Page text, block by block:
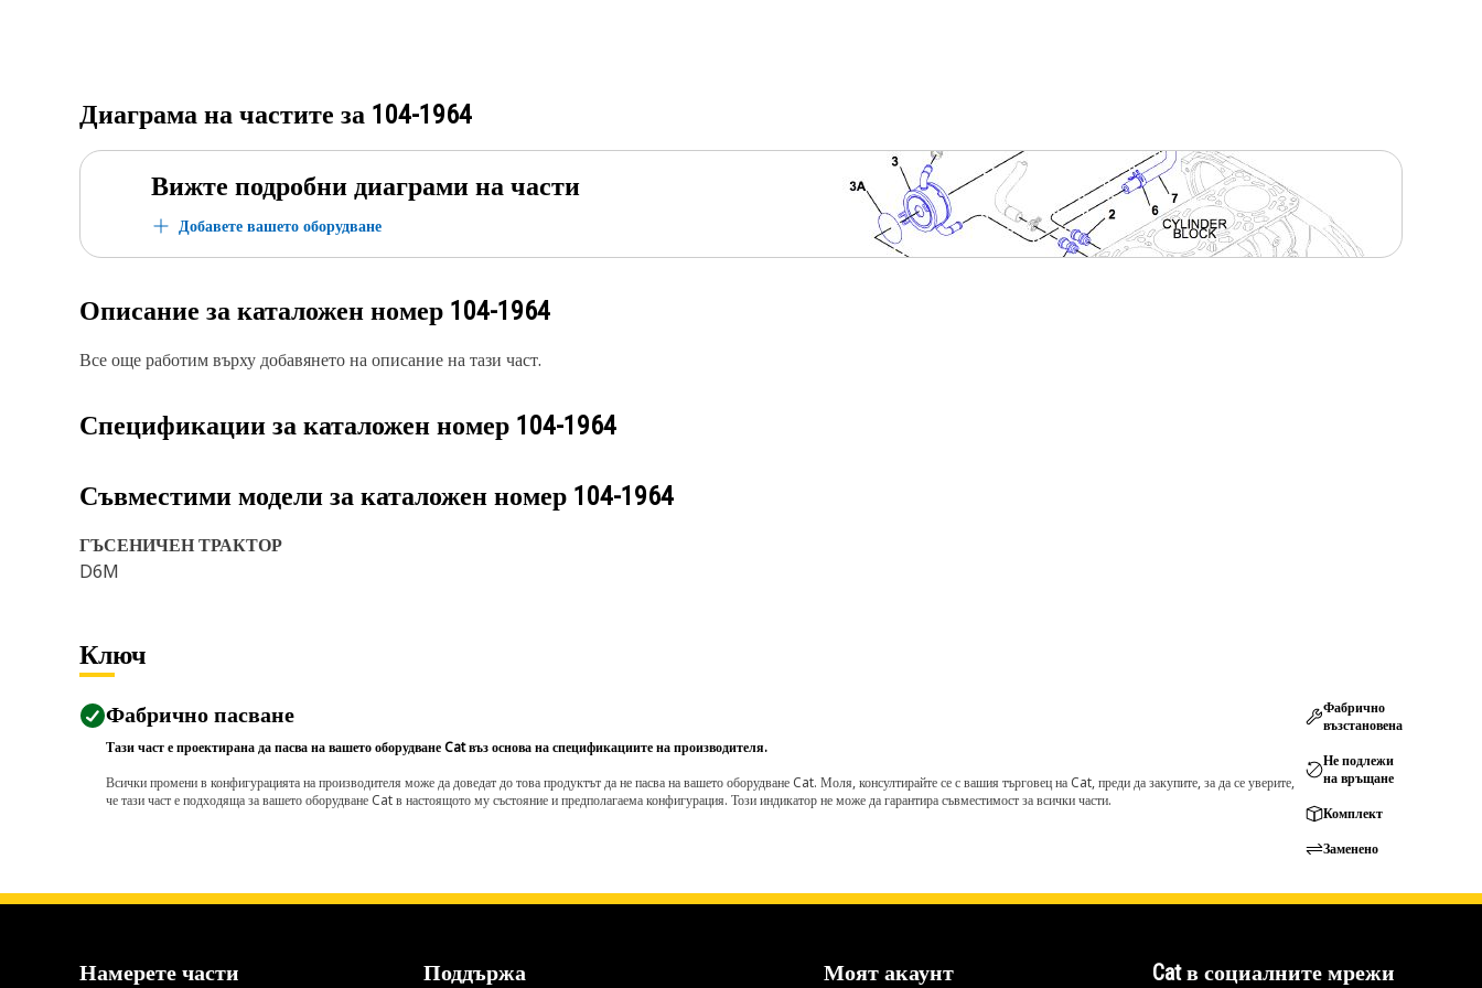
Диаграма на частите за 104-1964
Вижте подробни диаграми на части
Добавете вашето оборудване
Описание за каталожен номер 104-1964
Все още работим върху добавянето на описание на тази част.
Спецификации за каталожен номер 104-1964
Съвместими модели за каталожен номер 104-1964
ГЪСЕНИЧЕН ТРАКТОР
D6M
Ключ
Фабрично пасване
Тази част е проектирана да пасва на вашето оборудване Cat въз основа на спецификациите на производителя.
Всички промени в конфигурацията на производителя може да доведат до това продуктът да не пасва на вашето оборудване Cat. Моля, консултирайте се с вашия търговец на Cat, преди да закупите, за да се уверите,
че тази част е подходяща за вашето оборудване Cat в настоящото му състояние и предполагаема конфигурация. Този индикатор не може да гарантира съвместимост за всички части.
Фабрично
възстановена
Не подлежи
на връщане
Комплект
Заменено
Намерете части Поддържа Моят акаунт Cat в социалните мрежи